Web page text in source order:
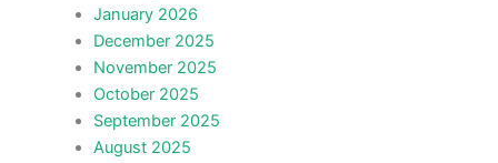
January 2026
December 2025
November 2025
October 2025
September 2025
August 2025